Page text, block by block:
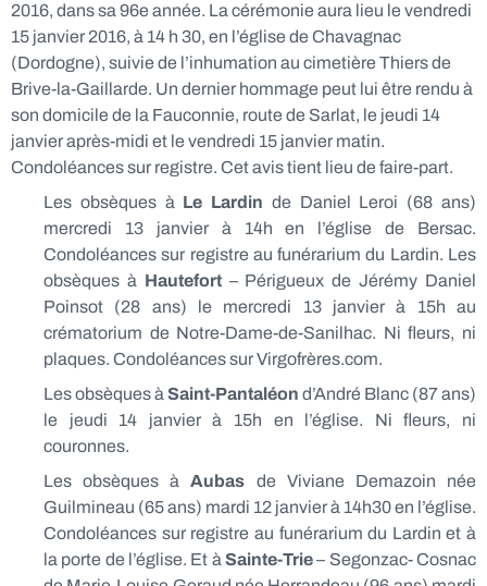
2016, dans sa 96e année. La cérémonie aura lieu le vendredi
15 janvier 2016, à 14 h 30, en l’église de Chavagnac
(Dordogne), suivie de l’inhumation au cimetière Thiers de
Brive-la-Gaillarde. Un dernier hommage peut lui être rendu à
son domicile de la Fauconnie, route de Sarlat, le jeudi 14
janvier après-midi et le vendredi 15 janvier matin.
Condoléances sur registre. Cet avis tient lieu de faire-part.
Les obsèques à Le Lardin de Daniel Leroi (68 ans)
mercredi 13 janvier à 14h en l’église de Bersac.
Condoléances sur registre au funérarium du Lardin. Les
obsèques à Hautefort– Périgueux de Jérémy Daniel
Poinsot (28 ans) le mercredi 13 janvier à 15h au
crématorium de Notre-Dame-de-Sanilhac. Ni fleurs, ni
plaques. Condoléances sur Virgofrères.com.
Les obsèques à Saint-Pantaléon d’André Blanc (87 ans)
le jeudi 14 janvier à 15h en l’église. Ni fleurs, ni
couronnes.
Les obsèques àAubas de Viviane Demazoin née
Guilmineau (65 ans) mardi 12 janvier à 14h30 en l’église.
Condoléances sur registre au funérarium du Lardin et à
la porte de l’église. Et à Sainte-Trie– Segonzac- Cosnac